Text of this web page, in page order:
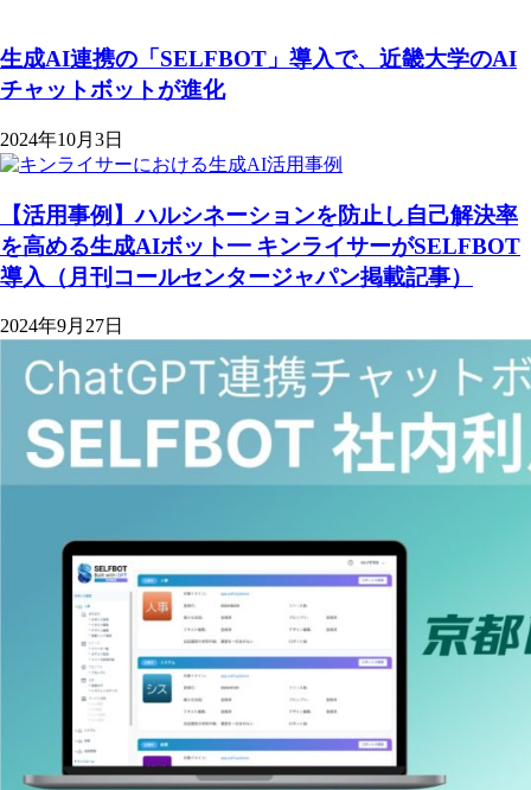
生成AI連携の「SELFBOT」導入で、近畿大学のAI
チャットボットが進化
2024年10月3日
【活用事例】ハルシネーションを防止し自己解決率
を高める生成AIボット━ キンライサーがSELFBOT
導入（月刊コールセンタージャパン掲載記事）
2024年9月27日